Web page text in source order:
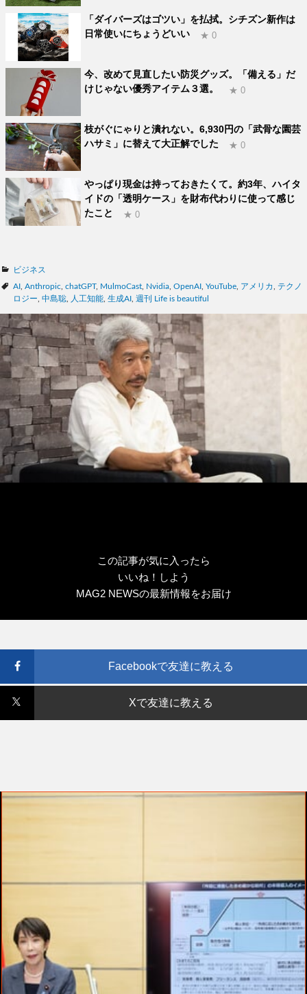
「ダイバーズはゴツい」を払拭。シチズン新作は
日常使いにちょうどいい
★ 0
今、改めて見直したい防災グッズ。「備える」だ
けじゃない優秀アイテム３選。
★ 0
枝がぐにゃりと潰れない。6,930円の「武骨な園芸
ハサミ」に替えて大正解でした
★ 0
やっぱり現金は持っておきたくて。約3年、ハイタ
イドの「透明ケース」を財布代わりに使って感じ
たこと
★ 0
カ
テ
ゴ
ー
ビジネス
タ
グ
AI Anthropic chatGPT, MulmoCast Nvidia OpenAI YouTube アメリカ
テクノ
ロジー 中島聡 人工知能 生成AI 週刊 Life is beautiful
この記事が気に入ったら
いいね！しよう
MAG2 NEWSの最新情報をお届け
Facebookで友達に教える
Xで友達に教える